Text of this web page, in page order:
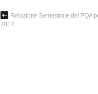
Relazione Semestrale del PQA
2017